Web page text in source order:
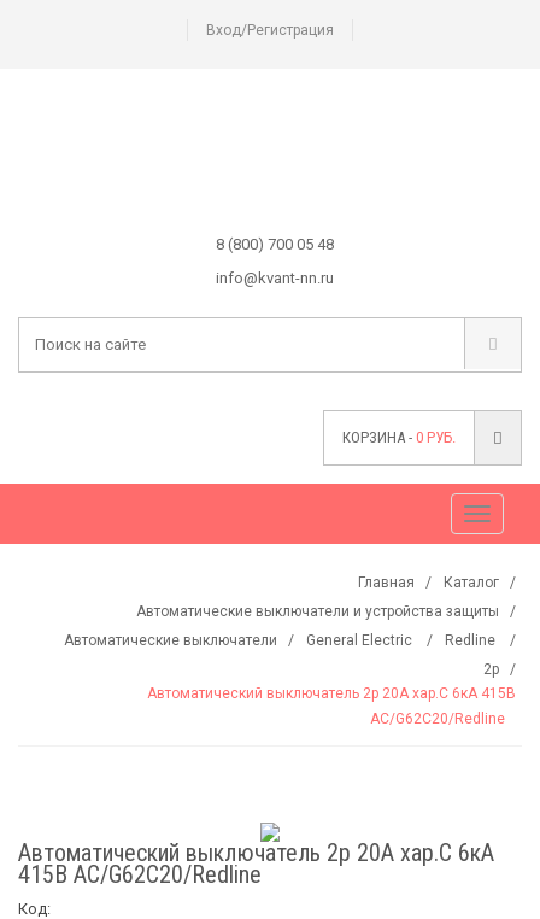
Вход/Регистрация
8 (800) 700 05 48
info@kvant-nn.ru
КОРЗИНА - 0 РУБ.
Меню
Главная
Каталог
Автоматические выключатели и устройства защиты
Автоматические выключатели
Generаl Electric
Redline
2р
Автоматический выключатель 2р 20А хар.С 6кА 415В
АС/G62C20/Redline
Автоматический выключатель 2р 20А хар.С 6кА
415В АС/G62C20/Redline
Код: